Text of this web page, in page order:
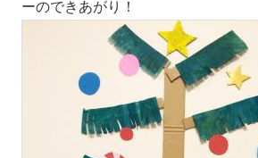
ーのできあがり！